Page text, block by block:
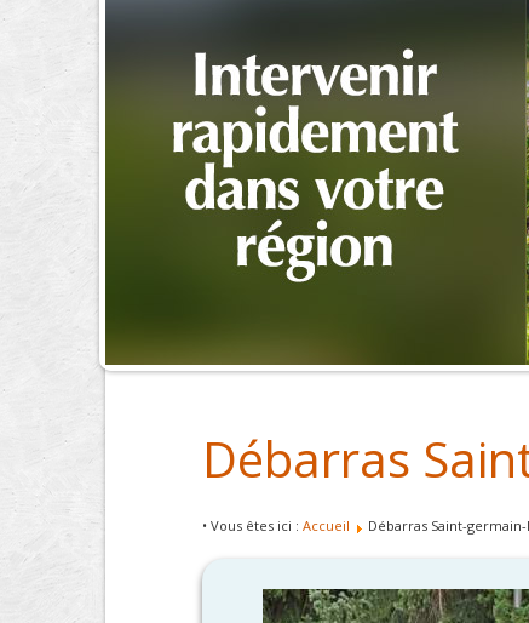
Débarras
• Vous êtes ici : Accueil Débarras Saint-